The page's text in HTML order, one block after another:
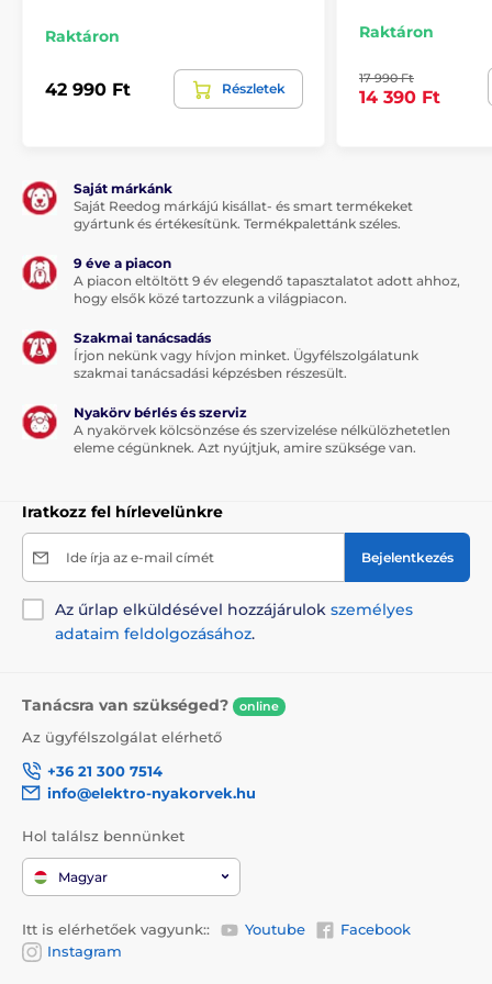
A termék hátrányai:
A csomag tartalma:
Menforsan beltéri karcolásgátló spray macskáknak,
A műszaki specifikációk előzetes értesítés nélkül
változhatnak. A képek csak illusztrációk.
A termék a következő kategóriákba sorolt
Táplálék és felszerelés
Raktáron
42 990 Ft Részletek
Raktáron
17 990 Ft
14 390 Ft
Saját márkánk
Saját Reedog márkájú kisállat- és smart termékeket
gyártunk és értékesítünk. Termékpalettánk széles.
9 éve a piacon
A piacon eltöltött 9 év elegendő tapasztalatot adott ahhoz,
hogy elsők közé tartozzunk a világpiacon.
Szakmai tanácsadás
Írjon nekünk vagy hívjon minket. Ügyfélszolgálatunk
szakmai tanácsadási képzésben részesült.
Nyakörv bérlés és szerviz
A nyakörvek kölcsönzése és szervizelése nélkülözhetetlen
eleme cégünknek. Azt nyújtjuk, amire szüksége van.
Iratkozz fel hírlevelünkre
Ide írja az e-mail címét Bejelentkezés
Az űrlap elküldésével hozzájárulok személyes
adataim feldolgozásához.
Tanácsra van szükséged? online
Az ügyfélszolgálat elérhető
+36 21 300 7514
info@elektro-nyakorvek.hu
Hol találsz bennünket
Magyar
Itt is elérhetőek vagyunk:: Youtube
Facebook
Instagram